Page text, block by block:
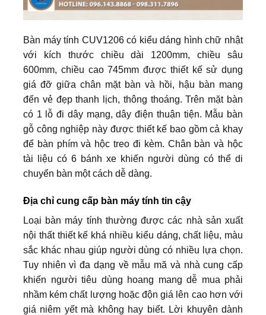
Bàn máy tính CUV1206 có kiểu dáng hình chữ nhật
với kích thước chiều dài 1200mm, chiều sâu
600mm, chiều cao 745mm được thiết kế sử dụng
giá đỡ giữa chân mặt bàn và hồi, hậu bàn mang
đến vẻ đẹp thanh lịch, thông thoáng. Trên mặt bàn
có 1 lỗ đi dây mạng, dây điện thuận tiện. Mẫu bàn
gỗ công nghiệp này được thiết kế bao gồm cả khay
để bàn phím và hộc treo đi kèm. Chân bàn và hộc
tài liệu có 6 bánh xe khiến người dùng có thể di
chuyển bàn một cách dễ dàng.
Địa chỉ cung cấp bàn máy tính tin cậy
Loại bàn máy tính thường được các nhà sản xuất
nội thất thiết kế khá nhiều kiểu dáng, chất liệu, màu
sắc khác nhau giúp người dùng có nhiều lựa chọn.
Tuy nhiên vì đa dạng về mẫu mã và nhà cung cấp
khiến người tiêu dùng hoang mang dễ mua phải
nhầm kém chất lượng hoặc độn giá lên cao hơn với
giá niêm yết mà không hay biết. Lời khuyên dành